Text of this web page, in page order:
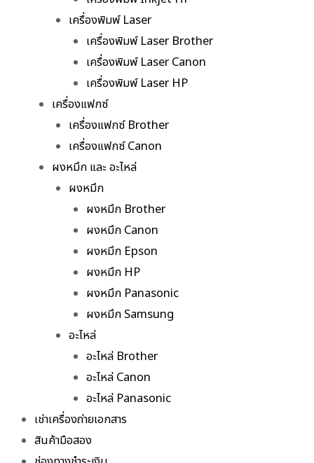
เครื่องพิมพ์ Laser
เครื่องพิมพ์ Laser Brother
เครื่องพิมพ์ Laser Canon
เครื่องพิมพ์ Laser HP
เครื่องแฟกซ์
เครื่องแฟกซ์ Brother
เครื่องแฟกซ์ Canon
ผงหมึก และ อะไหล่
ผงหมึก
ผงหมึก Brother
ผงหมึก Canon
ผงหมึก Epson
ผงหมึก HP
ผงหมึก Panasonic
ผงหมึก Samsung
อะไหล่
อะไหล่ Brother
อะไหล่ Canon
อะไหล่ Panasonic
เช่าเครื่องถ่ายเอกสาร
สินค้ามือสอง